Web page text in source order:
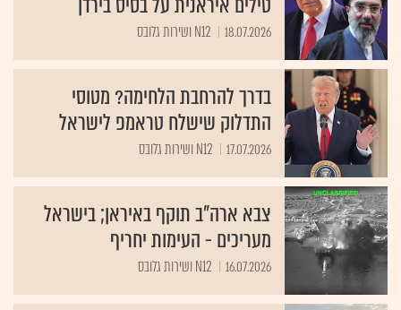
18.07.2026 N12 ושירות גלובס
בדרך להרחבת הלחימה? מטוסי
התדלוק שישלח טראמפ לישראל
17.07.2026 N12 ושירות גלובס
צבא ארה"ב תוקף באיראן; בישראל
מעריכים - העימות יחריף
16.07.2026 N12 ושירות גלובס